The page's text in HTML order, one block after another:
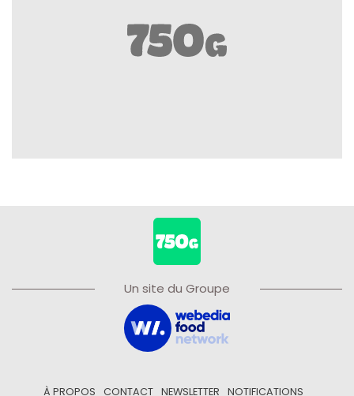
Un site du Groupe
À PROPOS CONTACT NEWSLETTER NOTIFICATIONS